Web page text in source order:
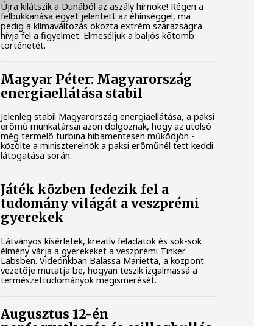
Újra kilátszik a Dunából az aszály hírnöke! Régen a
felbukkanása egyet jelentett az éhínséggel, ma
pedig a klímaváltozás okozta extrém szárazságra
hívja fel a figyelmet. Elmeséljük a baljós kőtömb
történetét.
Magyar Péter: Magyarország
energiaellátása stabil
Jelenleg stabil Magyarország energiaellátása, a paksi
erőmű munkatársai azon dolgoznak, hogy az utolsó
még termelő turbina hibamentesen működjön -
közölte a miniszterelnök a paksi erőműnél tett keddi
látogatása során.
Játék közben fedezik fel a
tudomány világát a veszprémi
gyerekek
Látványos kísérletek, kreatív feladatok és sok-sok
élmény várja a gyerekeket a veszprémi Tinker
Labsben. Videónkban Balassa Marietta, a központ
vezetője mutatja be, hogyan teszik izgalmassá a
természettudományok megismerését.
Augusztus 12-én